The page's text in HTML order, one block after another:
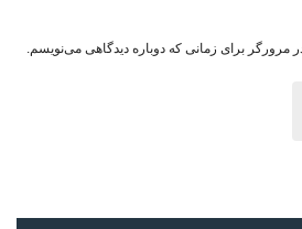
مرورگر برای زمانی که دوباره دیدگاهی می‌نویسم.